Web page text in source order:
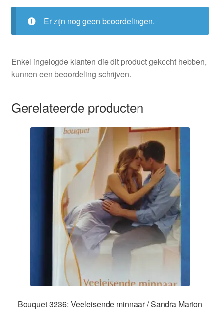
Er zijn nog geen beoordelingen.
Enkel ingelogde klanten die dit product gekocht hebben,
kunnen een beoordeling schrijven.
Gerelateerde producten
Bouquet 3236: Veeleisende minnaar / Sandra Marton